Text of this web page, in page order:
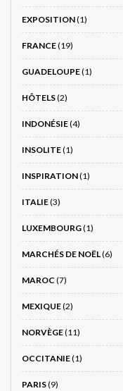
EXPOSITION(1)
FRANCE(19)
GUADELOUPE(1)
HÔTELS(2)
INDONÉSIE(4)
INSOLITE(1)
INSPIRATION(1)
ITALIE(3)
LUXEMBOURG(1)
MARCHÉS DE NOËL(6)
MAROC (7)
MEXIQUE(2)
NORVÈGE(11)
OCCITANIE(1)
PARIS(9)